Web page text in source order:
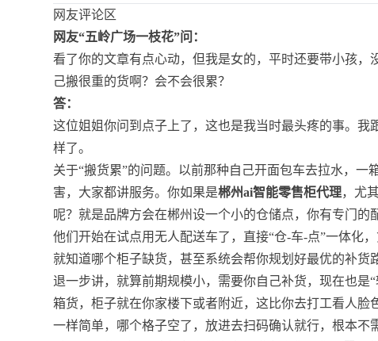
网友评论区
网友“五岭广场一枝花”问：
看了你的文章有点心动，但我是女的，平时还要带小孩
己搬很重的货啊？会不会很累？
答：
这位姐姐你问到点子上了，这也是我当时最头疼的事。
样了。
关于“搬货累”的问题。以前那种自己开面包车去拉水，
害，大家都讲服务。你如果是郴州ai智能零售柜代理，尤
呢？就是品牌方会在郴州设一个小的仓储点，你有专门的
他们开始在试点用无人配送车了，直接“仓-车-点”一体化
就知道哪个柜子缺货，甚至系统会帮你规划好最优的补货
退一步讲，就算前期规模小，需要你自己补货，现在也
箱货，柜子就在你家楼下或者附近，这比你去打工看人
一样简单，哪个格子空了，放进去扫码确认就行，根本不